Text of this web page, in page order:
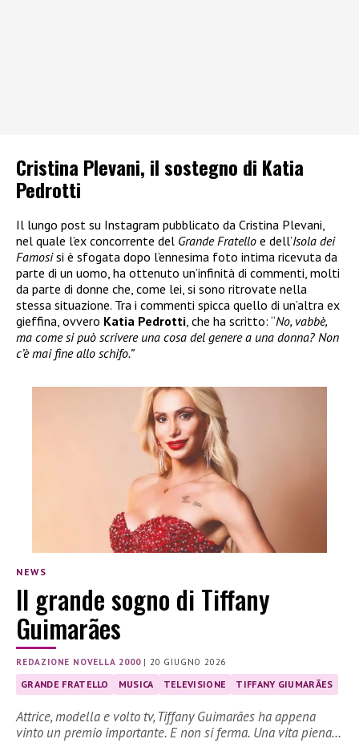
Cristina Plevani, il sostegno di Katia
Pedrotti
Il lungo post su Instagram pubblicato da Cristina Plevani,
nel quale l’ex concorrente del Grande Fratello e dell’Isola dei
Famosisi è sfogata dopo l’ennesima foto intima ricevuta da
parte di un uomo, ha ottenuto un’infinità di commenti, molti
da parte di donne che, come lei, si sono ritrovate nella
stessa situazione. Tra i commenti spicca quello di un’altra ex
gieffina, ovvero Katia Pedrotti, che ha scritto: “No, vabbè,
ma come si può scrivere una cosa del genere a una donna? Non
c’è mai fine allo schifo.”
NEWS
Il grande sogno di Tiffany
Guimarães
REDAZIONE NOVELLA 2000|20 GIUGNO 2026
GRANDE FRATELLO MUSICA TELEVISIONE TIFFANY GIUMARÃES
Attrice, modella e volto tv, Tiffany Guimarães ha appena
vinto un premio importante. E non si ferma. Una vita piena…